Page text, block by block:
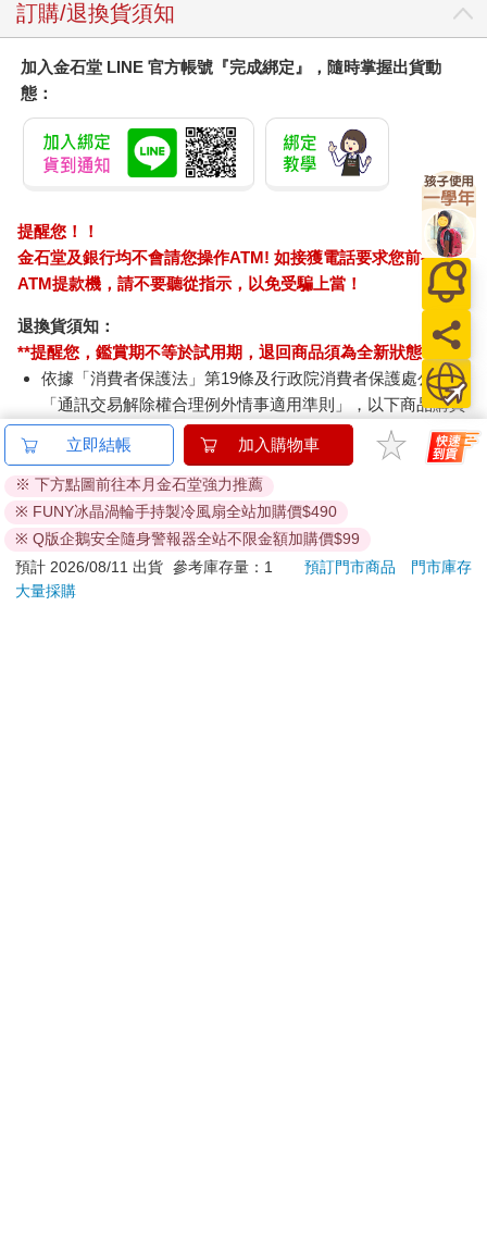
訂購/退換貨須知
加入金石堂 LINE 官方帳號『完成綁定』，隨時掌握出貨動
態：
提醒您！！
金石堂及銀行均不會請您操作ATM! 如接獲電話要求您前往
ATM提款機，請不要聽從指示，以免受騙上當！
退換貨須知：
**提醒您，鑑賞期不等於試用期，退回商品須為全新狀態**
依據「消費者保護法」第19條及行政院消費者保護處公告之
「通訊交易解除權合理例外情事適用準則」，以下商品購買
後，除商品本身有瑕疵外，將不提供7天的猶豫期：
易於腐敗、保存期限較短或解約時即將逾期。（如：生
鮮食品）
依消費者要求所為之客製化給付。（客製化商品）
報紙、期刊或雜誌。（含MOOK、外文雜誌）
經消費者拆封之影音商品或電腦軟體。
非以有形媒介提供之數位內容或一經提供即為完成之線
立即結帳 加入購物車
※ 下方點圖前往本月金石堂強力推薦
※ FUNY冰晶渦輪手持製冷風扇全站加購價$490
※ Q版企鵝安全隨身警報器全站不限金額加購價$99
預計 2026/08/11 出貨 參考庫存量：1 預訂門市商品
門市庫存
大量採購